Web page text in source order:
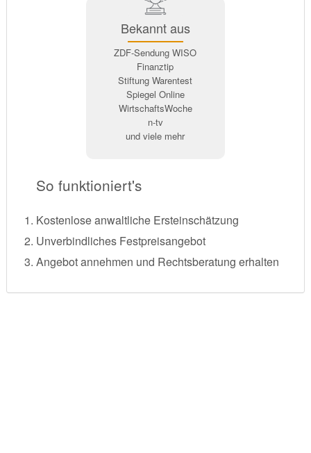
Bekannt aus
ZDF-Sendung WISO
Finanztip
Stiftung Warentest
Spiegel Online
WirtschaftsWoche
n-tv
und viele mehr
So funktioniert's
Kostenlose anwaltliche Ersteinschätzung
Unverbindliches Festpreisangebot
Angebot annehmen und Rechtsberatung erhalten